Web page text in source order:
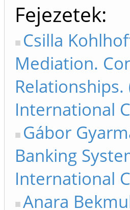
Fejezetek
Csilla
Mediation.
Relationships.
International
Gábor
Banking
International
Anara